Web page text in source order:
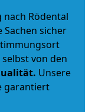
Rödental
sicher
von den
. Unsere
garantiert